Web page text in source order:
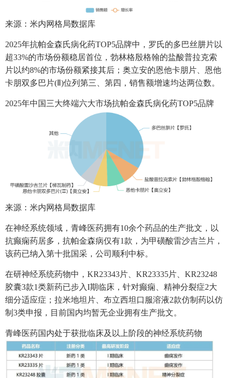
来源：米内网格局数据库
2025年抗帕金森氏病化药TOP5品牌中，罗氏的多巴丝肼片以
超33%的市场份额稳居首位，勃林格殷格翰的盐酸普拉克索
片以约8%的市场份额紧接其后；奥立安的恩他卡朋片、恩他
卡朋双多巴片(Ⅱ)位列第三、第四，销售额增速均达两位数。
2025年中国三大终端六大市场抗帕金森氏病化药TOP5品牌
来源：米内网格局数据库
在神经系统领域，青峰医药拥有10余个药品的生产批文，以
抗癫痫药居多，抗帕金森病仅有1款，为甲磺酸雷沙吉兰片，
该药已纳入第十批国采，公司顺利中标。
在研神经系统药物中，KR23343片、KR23335片、KR23248
胶囊3款1类新药已步入I期临床，针对癫痫、精神分裂症2大
细分适应症；拉米地坦片、布立西坦口服溶液2款仿制药以仿
制3类申报，目前国内均暂无企业拥有生产批文。
青峰医药国内处于获批临床及以上阶段的神经系统药物